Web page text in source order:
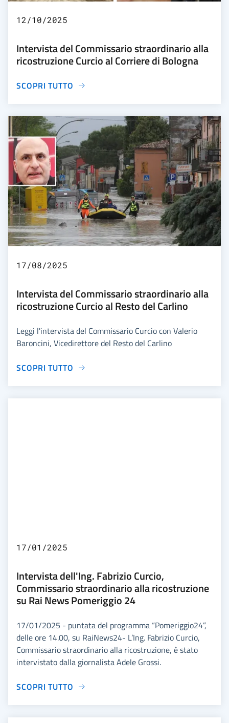
12/10/2025
Intervista del Commissario straordinario alla
ricostruzione Curcio al Corriere di Bologna
SCOPRI TUTTO
17/08/2025
Intervista del Commissario straordinario alla
ricostruzione Curcio al Resto del Carlino
Leggi l'intervista del Commissario Curcio con Valerio
Baroncini, Vicedirettore del Resto del Carlino
SCOPRI TUTTO
17/01/2025
Intervista dell'Ing. Fabrizio Curcio,
Commissario straordinario alla ricostruzione
su Rai News Pomeriggio 24
17/01/2025 - puntata del programma “Pomeriggio24”,
delle ore 14.00, su RaiNews24- L’Ing. Fabrizio Curcio,
Commissario straordinario alla ricostruzione, è stato
intervistato dalla giornalista Adele Grossi.
SCOPRI TUTTO